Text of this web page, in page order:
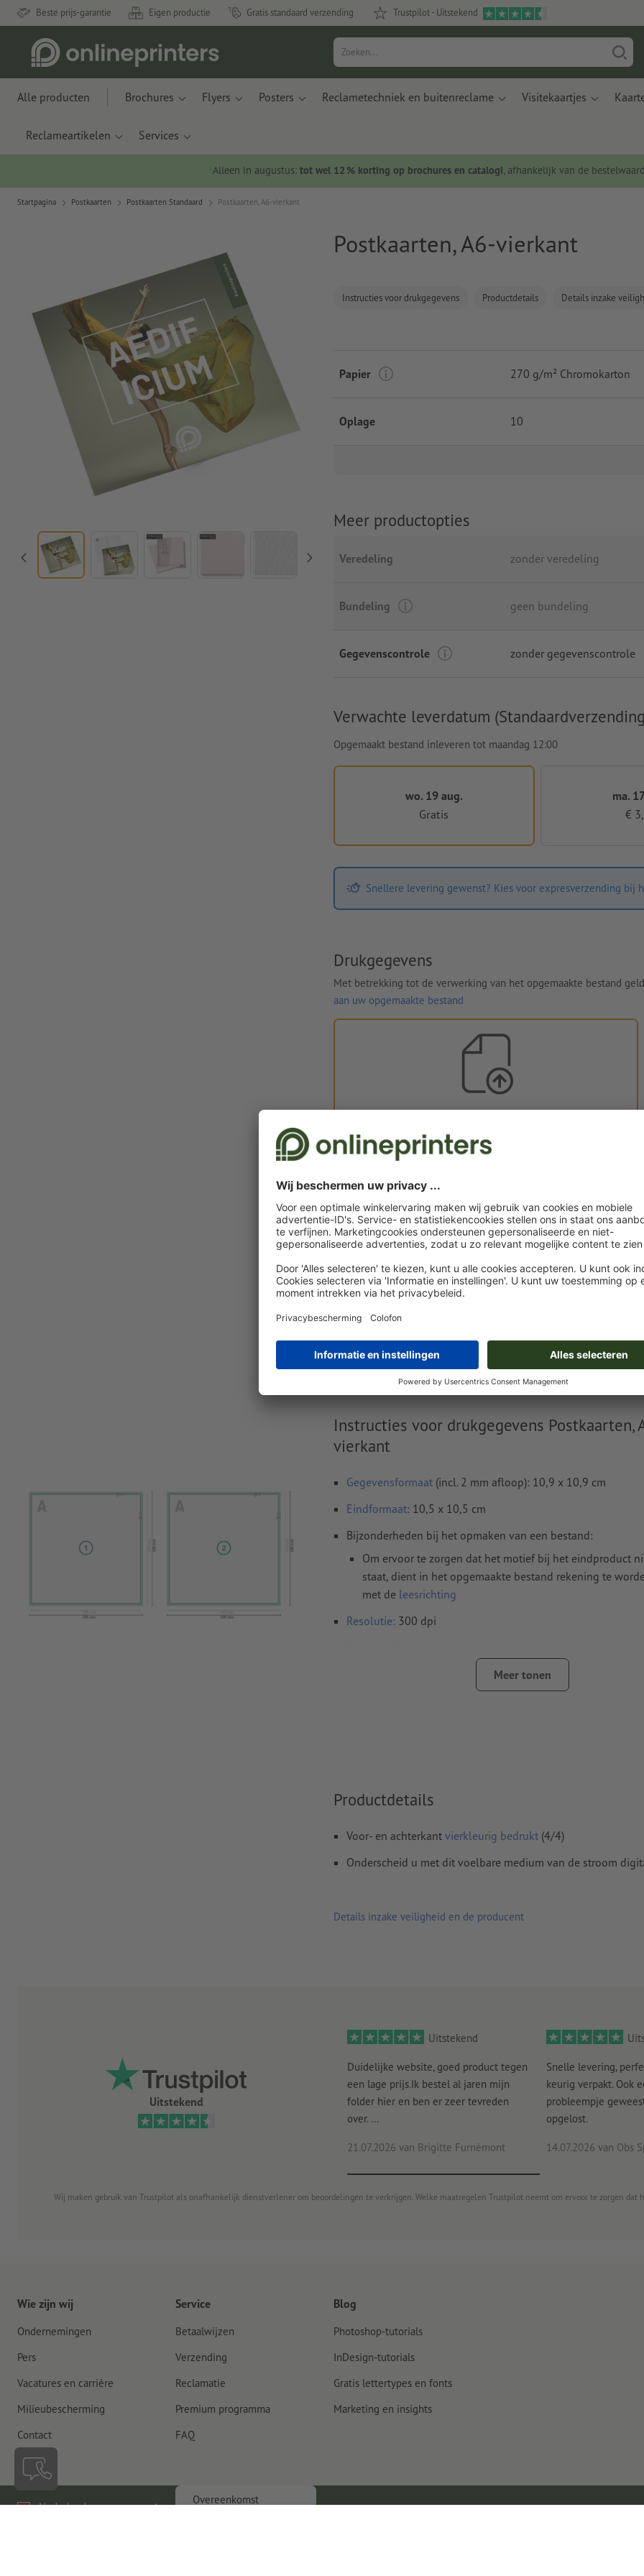
Beste prijs-garantie Eigen productie Gratis standaard verzending Trustpilot - Uitstekend
Alle producten Brochures Flyers Posters Reclametechniek en buitenreclame Visitekaartjes
Reclameartikelen Services
Alleen in augustus: tot wel 12 % korting op brochures en catalogi, afhankelijk van de
Startpagina Postkaarten Postkaarten Standaard Postkaarten, A6-vierkant
Postkaarten, A6-vierkant
Instructies voor drukgegevens Productdetails Details inzake
Papier 270 g/m² Chromokarton
Oplage 10
Meer productopties
Veredeling zonder veredeling
Bundeling geen bundeling
Gegevenscontrole zonder gegevenscontrole
Verwachte leverdatum
Opgemaakt bestand inleveren tot maandag 12:00
wo. 19 aug.
Gratis
ma.
€
Snellere levering gewenst? Kies voor expresverzending bij
Drukgegevens
Met betrekking tot de verwerking van het opgemaakte bestand
aan uw opgemaakte bestand
U kunt uw opgemaakte bestanden vóór of na aankoop
Nu uploaden
wo. 19 aug.
Gewicht: ca.29,8 g
Instructies voor drukgegevens Postkaarten,
vierkant
Gegevensformaat (incl. 2 mm afloop): 10,9 x 10,9 cm
Eindformaat: 10,5 x 10,5 cm
Bijzonderheden bij het opmaken van een bestand:
Om ervoor te zorgen dat het motief bij het eindproduct
staat, dient in het opgemaakte bestand rekening te
met de leesrichting
Resolutie: 300 dpi
4 mm afstand ten opzichte van het eindformaat
moeten volledig worden ingesloten of omgezet
Inhoud vanformulierveldenworden mee afgedrukt
Meer tonen
Productdetails
Voor- en achterkant vierkleurig bedrukt (4/4)
Onderscheid u met dit voelbare medium van de stroom
Details inzake veiligheid en de producent
Uitstekend
Uitstekend
Duidelijke website, goed product tegen
een lage prijs.Ik bestel al jaren mijn
folder hier en ben er zeer tevreden
over. ...
21.07.2026 van Brigitte Furnèmont
Snelle levering,
keurig verpakt. Ook
probleempje
opgelost.
14.07.2026 van Obs
Wij maken gebruik van Trustpilot als onafhankelijk dienstverlener om beoordelingen te verkrijgen. Welke maatregelen Trustpilot neemt om ervoor te zorgen dat
Wie zijn wij
Ondernemingen
Pers
Vacatures en carrière
Milieubescherming
Contact
Service
Betaalwijzen
Verzending
Reclamatie
Premium programma
FAQ
Blog
Photoshop-tutorials
InDesign-tutorials
Gratis lettertypes en fonts
Marketing en insights
Nederland
Overeenkomst